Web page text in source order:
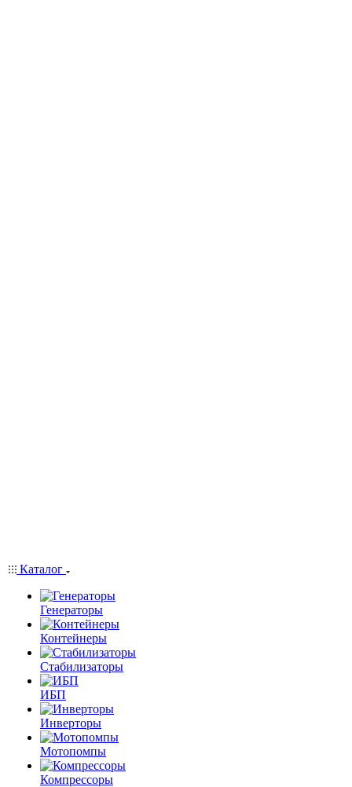
Каталог
Генераторы
Контейнеры
Стабилизаторы
ИБП
Инверторы
Мотопомпы
Компрессоры